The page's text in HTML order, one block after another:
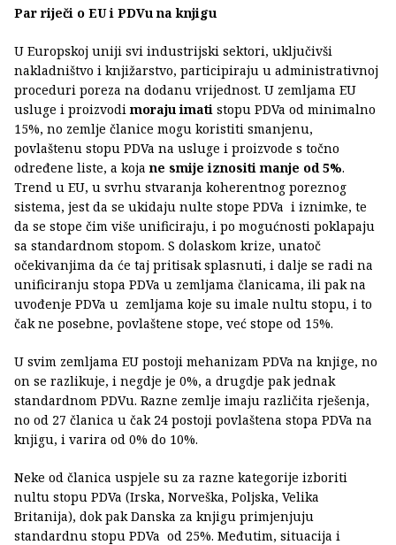
Par riječi o EU i PDVu na knjigu
U Europskoj uniji svi industrijski sektori, uključivši
nakladništvo i knjižarstvo, participiraju u administrativnoj
proceduri poreza na dodanu vrijednost. U zemljama EU
usluge i proizvodi moraju imati stopu PDVa od minimalno
15%, no zemlje članice mogu koristiti smanjenu,
povlaštenu stopu PDVa na usluge i proizvode s točno
određene liste, a koja ne smije iznositi manje od 5%.
Trend u EU, u svrhu stvaranja koherentnog poreznog
sistema, jest da se ukidaju nulte stope PDVa i iznimke, te
da se stope čim više unificiraju, i po mogućnosti poklapaju
sa standardnom stopom. S dolaskom krize, unatoč
očekivanjima da će taj pritisak splasnuti, i dalje se radi na
unificiranju stopa PDVa u zemljama članicama, ili pak na
uvođenje PDVa u zemljama koje su imale nultu stopu, i to
čak ne posebne, povlaštene stope, već stope od 15%.
U svim zemljama EU postoji mehanizam PDVa na knjige, no
on se razlikuje, i negdje je 0%, a drugdje pak jednak
standardnom PDVu. Razne zemlje imaju različita rješenja,
no od 27 članica u čak 24 postoji povlaštena stopa PDVa na
knjigu, i varira od 0% do 10%.
Neke od članica uspjele su za razne kategorije izboriti
nultu stopu PDVa (Irska, Norveška, Poljska, Velika
Britanija), dok pak Danska za knjigu primjenjuju
standardnu stopu PDVa od 25%. Međutim, situacija i